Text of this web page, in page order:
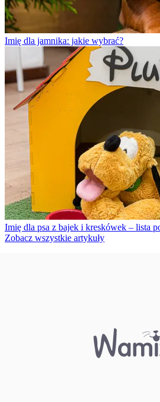
Imię dla jamnika: jakie wybrać?
Imię dla psa z bajek i kreskówek – lista
Zobacz wszystkie artykuły